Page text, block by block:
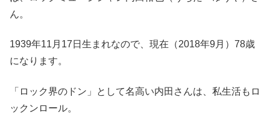
ん。
1939年11月17日生まれなので、現在（2018年9月）78歳
になります。
「ロック界のドン」として名高い内田さんは、私生活もロ
ックンロール。